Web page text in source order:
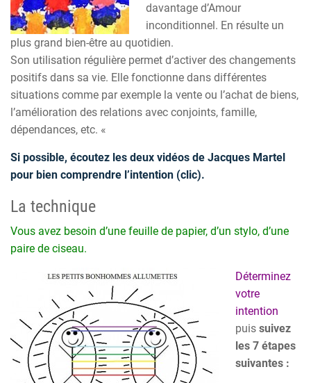
davantage d’Amour
inconditionnel. En résulte un
plus grand bien-être au quotidien.
Son utilisation régulière permet d’activer des changements
positifs dans sa vie. Elle fonctionne dans différentes
situations comme par exemple la vente ou l’achat de biens,
l’amélioration des relations avec conjoints, famille,
dépendances, etc. «
Si possible, écoutez les deux vidéos de Jacques Martel
pour bien comprendre l’intention (clic).
La technique
Vous avez besoin d’une feuille de papier, d’un stylo, d’une
paire de ciseau.
Déterminez
votre
intention
puis suivez
les 7 étapes
suivantes :